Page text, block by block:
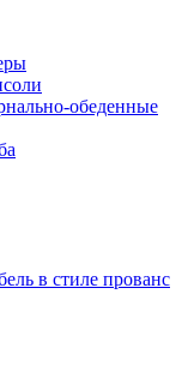
обеденные
в стиле прованс